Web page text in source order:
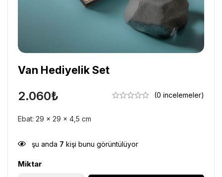
Van Hediyelik Set
2.060₺ (0 incelemeler)
Ebat: 29 x 29 x 4,5 cm
şu anda 7 kişi bunu görüntülüyor
Miktar